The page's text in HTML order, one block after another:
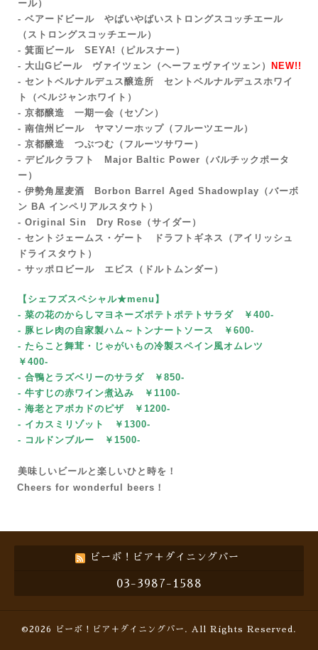
ール）
- ベアードビール やばいやばいストロングスコッチエール
（ストロングスコッチエール）
- 箕面ビール SEYA!（ピルスナー ）
- 大山Gビール ヴァイツェン（ヘーフェヴァイツェン）
NEW!!
- セントベルナルデュス醸造所 セントベルナルデュスホワイ
ト（ベルジャンホワイト）
- 京都醸造 一期一会（セゾン）
- 南信州ビール ヤマソーホップ（フルーツエール）
- 京都醸造 つぶつむ（フルーツサワー）
- デビルクラフト Major Baltic Power（バルチックポータ
ー）
- 伊勢角屋麦酒 Borbon Barrel Aged Shadowplay（バーボ
ン BA インペリアルスタウト）
- Original Sin Dry Rose（サイダー）
- セントジェームス・ゲート ドラフトギネス（アイリッシュ
ドライスタウト）
- サッポロビール エビス（ドルトムンダー）
【シェフズスペシャル★menu 】
- 菜の花のからしマヨネーズポテトポテトサラダ ￥400-
- 豚ヒレ肉の自家製ハム～トンナートソース
￥600-
- たらこと舞茸・じゃがいもの冷製スペイン風オムレツ
￥400-
- 合鴨とラズベリーのサラダ ￥850-
- 牛すじの赤ワイン煮込み ￥1100-
- 海老とアボカドのピザ ￥1200-
- イカスミリゾット
￥1300-
- コルドンブルー ￥1500-
美味しいビールと楽しいひと時を！
Cheers for wonderful beers！
ビーボ！ビア＋ダイニングバー
03-3987-1588
©2026 ビーボ！ビア＋ダイニングバー . All Rights Reserved.